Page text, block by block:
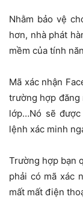
Nhằm bảo vệ
hơn, nhà phát
mềm của tính
Mã xác nhận
trường hợp đăng
lớp…Nó sẽ được
lệnh xác minh
Trường hợp bạn
phải có mã xác
mất mất điện